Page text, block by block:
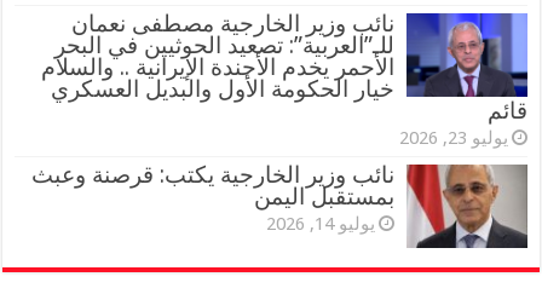
نائب وزير الخارجية مصطفى نعمان
للـ”العربية”: تصعيد الحوثيين في البحر
الأحمر يخدم الأجندة الإيرانية .. والسلام
خيار الحكومة الأول والبديل العسكري
قائم
يوليو 23, 2026
نائب وزير الخارجية يكتب: قرصنة وعبث
بمستقبل اليمن
يوليو 14, 2026